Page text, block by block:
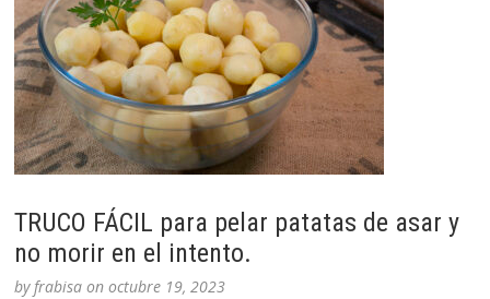
TRUCO FÁCIL para pelar patatas de asar y
no morir en el intento.
byfrabisa onoctubre 19, 2023